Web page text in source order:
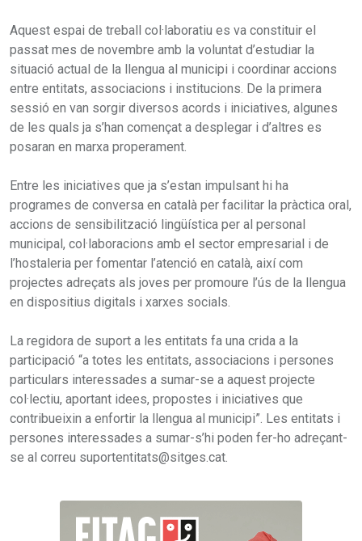
Aquest espai de treball col·laboratiu es va constituir el
passat mes de novembre amb la voluntat d’estudiar la
situació actual de la llengua al municipi i coordinar accions
entre entitats, associacions i institucions. De la primera
sessió en van sorgir diversos acords i iniciatives, algunes
de les quals ja s’han començat a desplegar i d’altres es
posaran en marxa properament.
Entre les iniciatives que ja s’estan impulsant hi ha
programes de conversa en català per facilitar la pràctica oral,
accions de sensibilització lingüística per al personal
municipal, col·laboracions amb el sector empresarial i de
l’hostaleria per fomentar l’atenció en català, així com
projectes adreçats als joves per promoure l’ús de la llengua
en dispositius digitals i xarxes socials.
La regidora de suport a les entitats fa una crida a la
participació “a totes les entitats, associacions i persones
particulars interessades a sumar-se a aquest projecte
col·lectiu, aportant idees, propostes i iniciatives que
contribueixin a enfortir la llengua al municipi”. Les entitats i
persones interessades a sumar-s’hi poden fer-ho adreçant-
se al correu suportentitats@sitges.cat.